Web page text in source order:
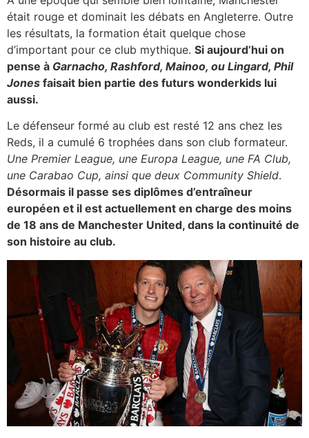
était rouge et dominait les débats en Angleterre. Outre
les résultats, la formation était quelque chose
d’important pour ce club mythique. Si aujourd’hui on
pense à Garnacho, Rashford, Mainoo, ou Lingard, Phil
Jones faisait bien partie des futurs wonderkids lui
aussi.
Le défenseur formé au club est resté 12 ans chez les
Reds, il a cumulé 6 trophées dans son club formateur.
Une Premier League, une Europa League, une FA Club,
une Carabao Cup, ainsi que deux Community Shield.
Désormais il passe ses diplômes d’entraîneur
européen et il est actuellement en charge des moins
de 18 ans de Manchester United, dans la continuité de
son histoire au club.